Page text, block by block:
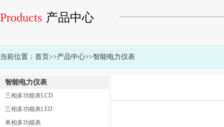
Products 产品中心
当前位置： 首页>>产品中心>>智能电力仪表
智能电力仪表
三相多功能表LCD
三相多功能表LED
单相多功能表